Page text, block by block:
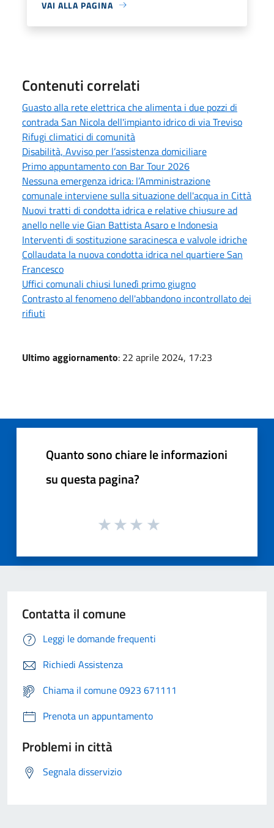
VAI ALLA PAGINA
Contenuti correlati
Guasto alla rete elettrica che alimenta i due pozzi di
contrada San Nicola dell'impianto idrico di via Treviso
Rifugi climatici di comunità
Disabilità, Avviso per l’assistenza domiciliare
Primo appuntamento con Bar Tour 2026
Nessuna emergenza idrica: l’Amministrazione
comunale interviene sulla situazione dell'acqua in Città
Nuovi tratti di condotta idrica e relative chiusure ad
anello nelle vie Gian Battista Asaro e Indonesia
Interventi di sostituzione saracinesca e valvole idriche
Collaudata la nuova condotta idrica nel quartiere San
Francesco
Uffici comunali chiusi lunedì primo giugno
Contrasto al fenomeno dell'abbandono incontrollato dei
rifiuti
Ultimo aggiornamento: 22 aprile 2024, 17:23
Quanto sono chiare le informazioni
su questa pagina?
Contatta il comune
Leggi le domande frequenti
Richiedi Assistenza
Chiama il comune 0923 671111
Prenota un appuntamento
Problemi in città
Segnala disservizio